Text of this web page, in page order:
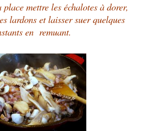
mettre les échalotes à dorer,
lardons et laisser suer quelques
en remuant.